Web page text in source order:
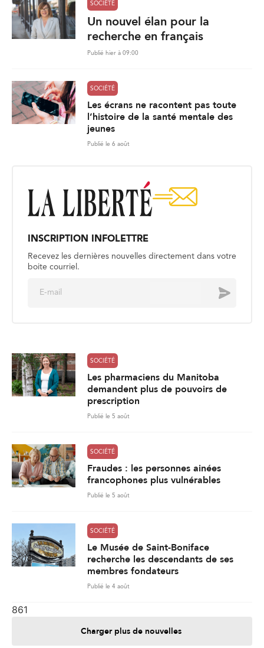
SOCIÉTÉ
Un nouvel élan pour la
recherche en français
Publié hier à 09:00
SOCIÉTÉ
Les écrans ne racontent pas toute
l’histoire de la santé mentale des
jeunes
Publié le 6 août
INSCRIPTION INFOLETTRE
Recevez les dernières nouvelles directement dans votre
boite courriel.
Envoyer
SOCIÉTÉ
Les pharmaciens du Manitoba
demandent plus de pouvoirs de
prescription
Publié le 5 août
SOCIÉTÉ
Fraudes : les personnes ainées
francophones plus vulnérables
Publié le 5 août
SOCIÉTÉ
Le Musée de Saint-Boniface
recherche les descendants de ses
membres fondateurs
Publié le 4 août
861
Charger plus de nouvelles